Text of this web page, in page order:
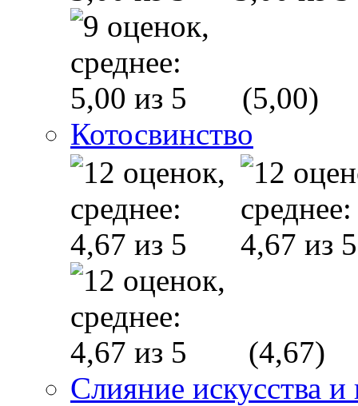
(5,00)
Котосвинство
(4,67)
Слияние искусства